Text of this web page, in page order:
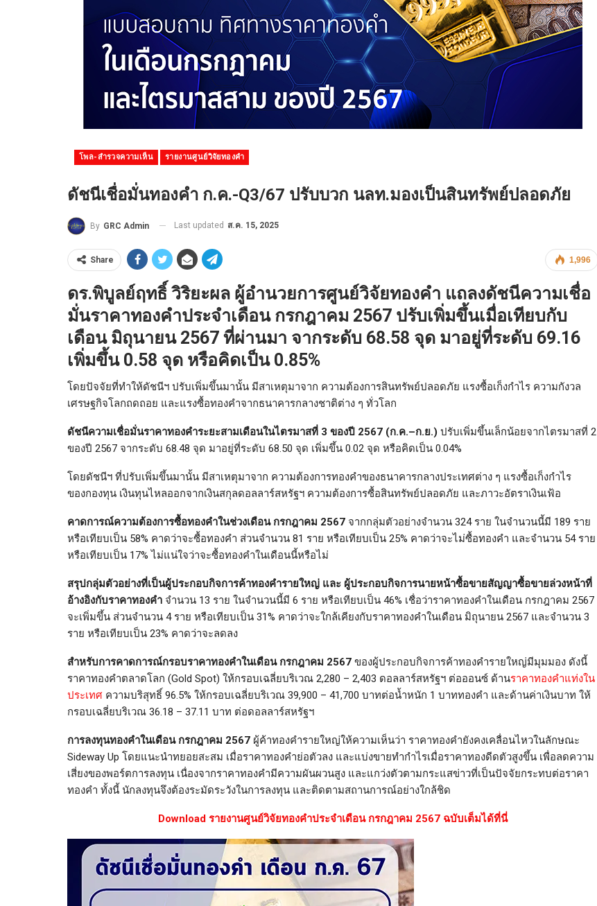
โพล-สำรวจความเห็น รายงานศูนย์วิจัยทองคำ
ดัชนีเชื่อมั่นทองคำ ก.ค.-Q3/67 ปรับบวก นลท.มองเป็นสินทรัพย์ปลอดภัย
By GRC Admin Last updated ส.ค. 15, 2025
1,996
Share
ดร.พิบูลย์ฤทธิ์ วิริยะผล ผู้อำนวยการศูนย์วิจัยทองคำ แถลงดัชนีความเชื่อ
มั่นราคาทองคำประจำเดือน กรกฎาคม 2567 ปรับเพิ่มขึ้นเมื่อเทียบกับ
เดือน มิถุนายน 2567 ที่ผ่านมา จากระดับ 68.58 จุด มาอยู่ที่ระดับ 69.16
เพิ่มขึ้น 0.58 จุด หรือคิดเป็น 0.85%
โดยปัจจัยที่ทำให้ดัชนีฯ ปรับเพิ่มขึ้นมานั้น มีสาเหตุมาจาก ความต้องการสินทรัพย์ปลอดภัย แรงซื้อเก็งกำไร ความกังวล
เศรษฐกิจโลกถดถอย และแรงซื้อทองคำจากธนาคารกลางชาติต่าง ๆ ทั่วโลก
ดัชนีความเชื่อมั่นราคาทองคำระยะสามเดือนในไตรมาสที่ 3 ของปี 2567 (ก.ค.–ก.ย.) ปรับเพิ่มขึ้นเล็กน้อยจากไตรมาสที่ 2
ของปี 2567 จากระดับ 68.48 จุด มาอยู่ที่ระดับ 68.50 จุด เพิ่มขึ้น 0.02 จุด หรือคิดเป็น 0.04%
โดยดัชนีฯ ที่ปรับเพิ่มขึ้นมานั้น มีสาเหตุมาจาก ความต้องการทองคำของธนาคารกลางประเทศต่าง ๆ แรงซื้อเก็งกำไร
ของกองทุน เงินทุนไหลออกจากเงินสกุลดอลลาร์สหรัฐฯ ความต้องการซื้อสินทรัพย์ปลอดภัย และภาวะอัตราเงินเฟ้อ
คาดการณ์ความต้องการซื้อทองคำในช่วงเดือน กรกฎาคม 2567 จากกลุ่มตัวอย่างจำนวน 324 ราย ในจำนวนนี้มี 189 ราย
หรือเทียบเป็น 58% คาดว่าจะซื้อทองคำ ส่วนจำนวน 81 ราย หรือเทียบเป็น 25% คาดว่าจะไม่ซื้อทองคำ และจำนวน 54 ราย
หรือเทียบเป็น 17% ไม่แน่ใจว่าจะซื้อทองคำในเดือนนี้หรือไม่
สรุปกลุ่มตัวอย่างที่เป็นผู้ประกอบกิจการค้าทองคำรายใหญ่ และ ผู้ประกอบกิจการนายหน้าซื้อขายสัญญาซื้อขายล่วงหน้าที่
อ้างอิงกับราคาทองคำ จำนวน 13 ราย ในจำนวนนี้มี 6 ราย หรือเทียบเป็น 46% เชื่อว่าราคาทองคำในเดือน กรกฎาคม 2567
จะเพิ่มขึ้น ส่วนจำนวน 4 ราย หรือเทียบเป็น 31% คาดว่าจะใกล้เคียงกับราคาทองคำในเดือน มิถุนายน 2567 และจำนวน 3
ราย หรือเทียบเป็น 23% คาดว่าจะลดลง
สำหรับการคาดการณ์กรอบราคาทองคำในเดือน กรกฎาคม 2567 ของผู้ประกอบกิจการค้าทองคำรายใหญ่มีมุมมอง ดังนี้
ราคาทองคำตลาดโลก (Gold Spot) ให้กรอบเฉลี่ยบริเวณ 2,280 – 2,403 ดอลลาร์สหรัฐฯ ต่อออนซ์ ด้านราคาทองคำแท่งใน
ประเทศ ความบริสุทธิ์ 96.5% ให้กรอบเฉลี่ยบริเวณ 39,900 – 41,700 บาทต่อน้ำหนัก 1 บาททองคำ และด้านค่าเงินบาท ให้
กรอบเฉลี่ยบริเวณ 36.18 – 37.11 บาท ต่อดอลลาร์สหรัฐฯ
การลงทุนทองคำในเดือน กรกฎาคม 2567 ผู้ค้าทองคำรายใหญ่ให้ความเห็นว่า ราคาทองคำยังคงเคลื่อนไหวในลักษณะ
Sideway Up โดยแนะนำทยอยสะสม เมื่อราคาทองคำย่อตัวลง และแบ่งขายทำกำไรเมื่อราคาทองดีดตัวสูงขึ้น เพื่อลดความ
เสี่ยงของพอร์ตการลงทุน เนื่องจากราคาทองคำมีความผันผวนสูง และแกว่งตัวตามกระแสข่าวที่เป็นปัจจัยกระทบต่อราคา
ทองคำ ทั้งนี้ นักลงทุนจึงต้องระมัดระวังในการลงทุน และติดตามสถานการณ์อย่างใกล้ชิด
Download รายงานศูนย์วิจัยทองคำประจำเดือน กรกฎาคม 2567 ฉบับเต็มได้ที่นี่